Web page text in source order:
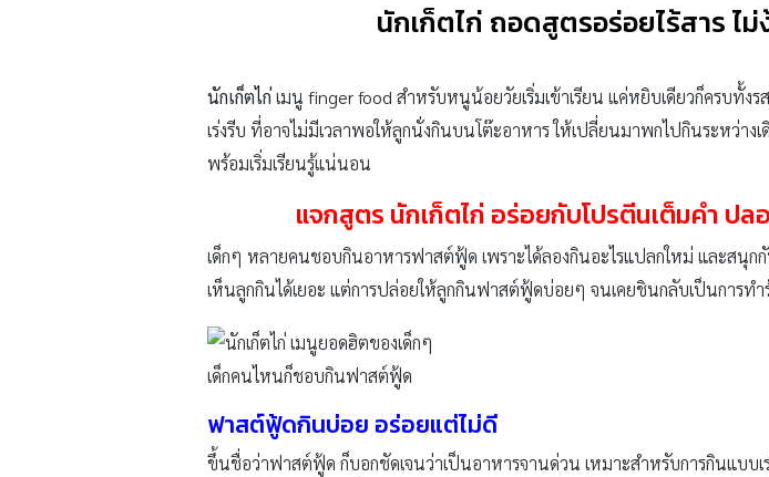
นักเก็ตไก่ ถอดสูตรอร่อยไร้สาร
นักเก็ตไก่เมนู finger food สำหรับหนูน้อยวัยเริ่มเข้าเรียน แค่หยิบเดียวก็ครบทั้ง
เร่งรีบ ที่อาจไม่มีเวลาพอให้ลูกนั่งกินบนโต๊ะอาหาร ให้เปลี่ยนมาพกไปกินระหว่า
พร้อมเริ่มเรียนรู้แน่นอน
แจกสูตร นักเก็ตไก่ อร่อยกับโปรตีนเต็มคำ ปล
เด็กๆ หลายคนชอบกินอาหารฟาสต์ฟู้ด เพราะได้ลองกินอะไรแปลกใหม่ และสนุ
เห็นลูกกินได้เยอะ แต่การปล่อยให้ลูกกินฟาสต์ฟู้ดบ่อยๆ จนเคยชินกลับเป็นการทำร้
เด็กคนไหนก็ชอบกินฟาสต์ฟู้ด
ฟาสต์ฟู้ดกินบ่อย อร่อยแต่ไม่ดี
ขึ้นชื่อว่าฟาสต์ฟู้ด ก็บอกชัดเจนว่าเป็นอาหารจานด่วน เหมาะสำหรับการกินแบบ